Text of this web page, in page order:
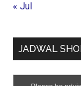
« Jul
JADWAL